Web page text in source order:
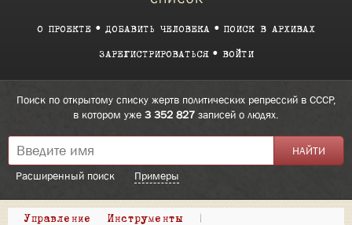
О ПРОЕКТЕ ДОБАВИТЬ ЧЕЛОВЕКА ПОИСК В АРХИВАХ
ЗАРЕГИСТРИРОВАТЬСЯ ВОЙТИ
Поиск по открытому списку жертв политических репрессий в СССР,
в котором уже 3 352 827 записей о людях.
Расширенный поиск Примеры
Управление Инструменты |